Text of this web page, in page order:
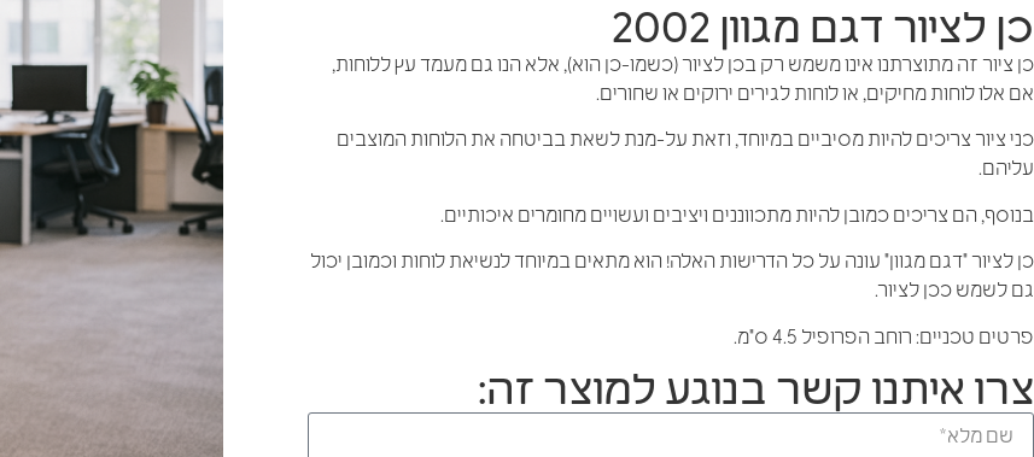
כן לציור דגם מגוון 2002
כן ציור זה מתוצרתנו אינו משמש רק בכן לציור (כשמו-כן הוא), אלא הנו גם מעמד עץ ללוחות,
אם אלו לוחות מחיקים, או לוחות לגירים ירוקים או שחורים.
כני ציור צריכים להיות מסיביים במיוחד, וזאת על-מנת לשאת בביטחה את הלוחות המוצבים
עליהם.
בנוסף, הם צריכים כמובן להיות מתכווננים ויציבים ועשויים מחומרים איכותיים.
כן לציור "דגם מגוון" עונה על כל הדרישות האלה! הוא מתאים במיוחד לנשיאת לוחות וכמובן יכול
גם לשמש ככן לציור.
פרטים טכניים: רוחב הפרופיל 4.5 ס"מ.
צרו איתנו קשר בנוגע למוצר זה: